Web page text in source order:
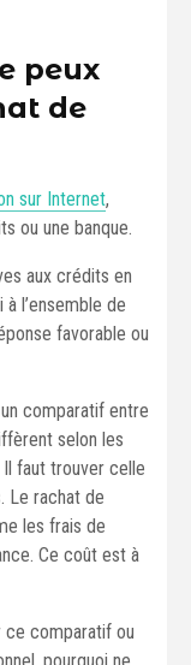
peux
de
sur Internet,
ou une banque.
aux crédits en
l’ensemble de
favorable ou
comparatif entre
selon les
faut trouver celle
Le rachat de
les frais de
Ce coût est à
ce comparatif ou